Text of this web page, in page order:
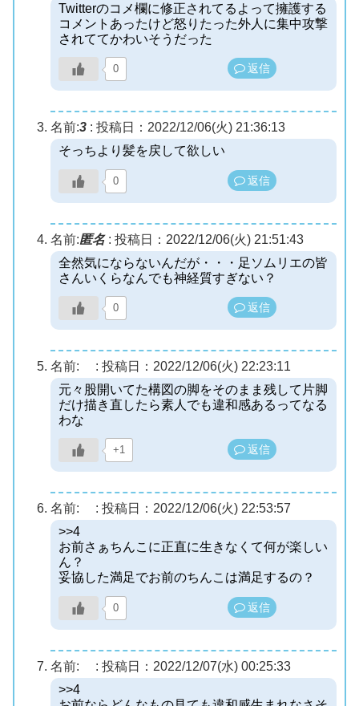
Twitterのコメ欄に修正されてるよって擁護する
コメントあったけど怒りたった外人に集中攻撃
されててかわいそうだった
0 返信
名前:3 : 投稿日：2022/12/06(火) 21:36:13
そっちより髪を戻して欲しい
0 返信
名前:匿名: 投稿日：2022/12/06(火) 21:51:43
全然気にならないんだが・・・足ソムリエの皆
さんいくらなんでも神経質すぎない？
0 返信
名前: : 投稿日：2022/12/06(火) 22:23:11
元々股開いてた構図の脚をそのまま残して片脚
だけ描き直したら素人でも違和感あるってなる
わな
+1 返信
名前: : 投稿日：2022/12/06(火) 22:53:57
>>4
お前さぁちんこに正直に生きなくて何が楽しい
ん？
妥協した満足でお前のちんこは満足するの？
0 返信
名前: : 投稿日：2022/12/07(水) 00:25:33
>>4